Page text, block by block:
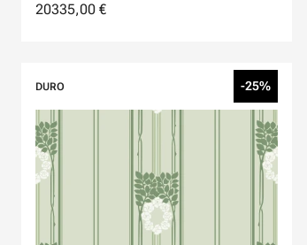
20335,00 €
DURO -25%